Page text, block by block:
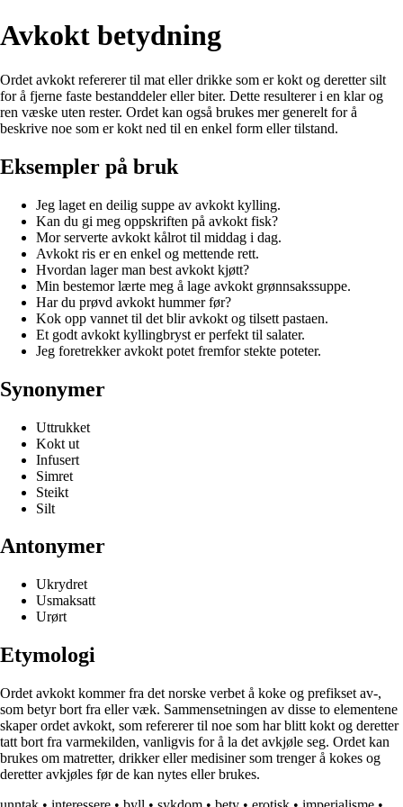
Avkokt betydning
Ordet avkokt refererer til mat eller drikke som er kokt og deretter silt
for å fjerne faste bestanddeler eller biter. Dette resulterer i en klar og
ren væske uten rester. Ordet kan også brukes mer generelt for å
beskrive noe som er kokt ned til en enkel form eller tilstand.
Eksempler på bruk
Jeg laget en deilig suppe av avkokt kylling.
Kan du gi meg oppskriften på avkokt fisk?
Mor serverte avkokt kålrot til middag i dag.
Avkokt ris er en enkel og mettende rett.
Hvordan lager man best avkokt kjøtt?
Min bestemor lærte meg å lage avkokt grønnsakssuppe.
Har du prøvd avkokt hummer før?
Kok opp vannet til det blir avkokt og tilsett pastaen.
Et godt avkokt kyllingbryst er perfekt til salater.
Jeg foretrekker avkokt potet fremfor stekte poteter.
Synonymer
Uttrukket
Kokt ut
Infusert
Simret
Steikt
Silt
Antonymer
Ukrydret
Usmaksatt
Urørt
Etymologi
Ordet avkokt kommer fra det norske verbet å koke og prefikset av-,
som betyr bort fra eller væk. Sammensetningen av disse to elementene
skaper ordet avkokt, som refererer til noe som har blitt kokt og deretter
tatt bort fra varmekilden, vanligvis for å la det avkjøle seg. Ordet kan
brukes om matretter, drikker eller medisiner som trenger å kokes og
deretter avkjøles før de kan nytes eller brukes.